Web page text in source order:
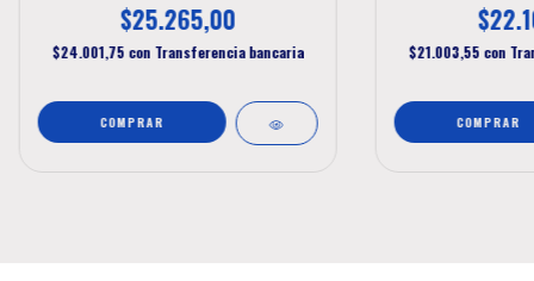
$25.265,00
$24.001,75 con Transferencia bancaria $21.003,55 con